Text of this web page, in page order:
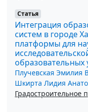
Статья
Интеграция
систем в городе
платформы для
образовательных
Плучевская Эмилия
Шкирта Лидия
Градостроительное